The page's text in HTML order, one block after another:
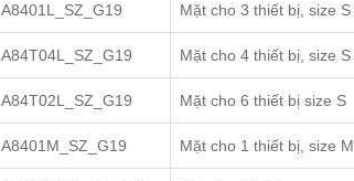
A8401L_SZ_G19 Mặt cho 3 thiết bị, size S
A84T04L_SZ_G19 Mặt cho 4 thiết bị, size S
A84T02L_SZ_G19 Mặt cho 6 thiết bị size S
A8401M_SZ_G19 Mặt cho 1 thiết bị, size M